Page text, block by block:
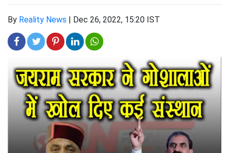
By Reality News | Dec 26, 2022, 15:20 IST